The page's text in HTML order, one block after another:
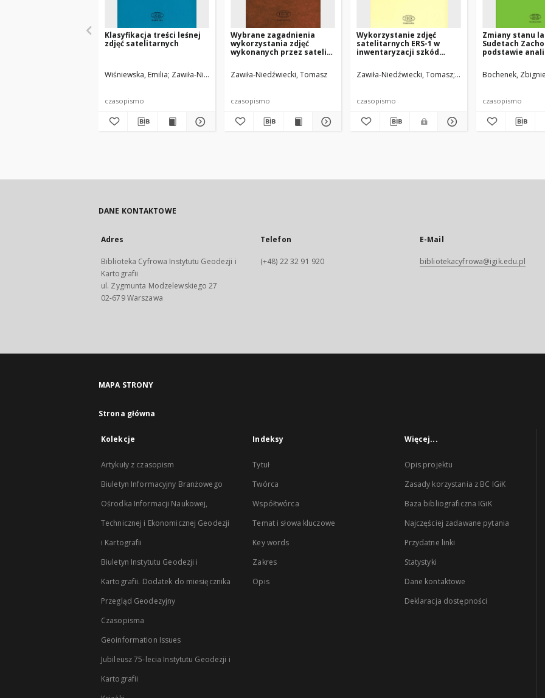
Klasyfikacja treści leśnej
zdjęć satelitarnych
Wiśniewska, Emilia Zawiła-Niedźwiecki, Tomasz
czasopismo
Wybrane zagadnienia
wykorzystania zdjęć
wykonanych przez satelity
badaniu lasu
Zawiła-Niedźwiecki, Tomasz
czasopismo
Wykorzystanie zdjęć
satelitarnych ERS-1 w
inwentaryzacji szkód
Zawiła-Niedźwiecki, Tomasz Bochenek, Zbigniew
czasopismo
Zmiany stanu
Sudetach
podstawie
Bochenek,
czasopismo
DANE KONTAKTOWE
Adres
Biblioteka Cyfrowa Instytutu Geodezji i
Kartografii
ul. Zygmunta Modzelewskiego 27
02-679 Warszawa
Telefon
(+48) 22 32 91 920
E-Mail
bibliotekacyfrowa@igik.edu.pl
MAPA STRONY
Strona główna
Kolekcje
Artykuły z czasopism
Biuletyn Informacyjny Branżowego
Ośrodka Informacji Naukowej,
Technicznej i Ekonomicznej Geodezji
i Kartografii
Biuletyn Instytutu Geodezji i
Kartografii. Dodatek do miesięcznika
Przegląd Geodezyjny
Czasopisma
Geoinformation Issues
Jubileusz 75-lecia Instytutu Geodezji i
Kartografii
Indeksy
Tytuł
Twórca
Współtwórca
Temat i słowa kluczowe
Key words
Zakres
Opis
Więcej...
Opis projektu
Zasady korzystania z BC IGiK
Baza bibliograficzna IGiK
Najczęściej zadawane pytania
Przydatne linki
Statystyki
Dane kontaktowe
Deklaracja dostępności